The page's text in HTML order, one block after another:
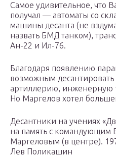
Самое удивительное, что
получал — автоматы со
машины десанта (не
назвать БМД танком),
Ан-22 и Ил-76.
Благодаря появлению
возможным десантировать
артиллерию, инженерную
Но Маргелов хотел
Десантники на учениях
на память с командующим
Маргеловым (в центре).
Лев Поликашин